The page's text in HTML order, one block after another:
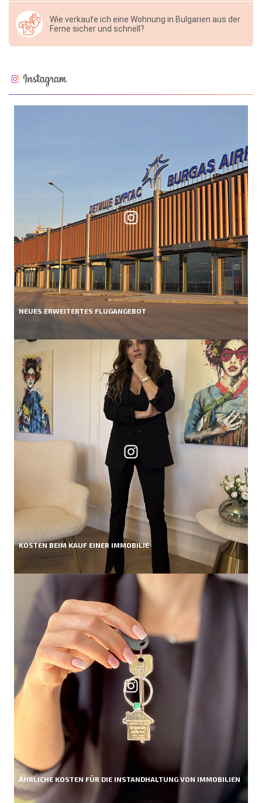
Wie verkaufe ich eine Wohnung in Bulgarien aus der
Ferne sicher und schnell?
NEUES ERWEITERTES FLUGANGEBOT
KOSTEN BEIM KAUF EINER IMMOBILIE
ÄHRLICHE KOSTEN FÜR DIE INSTANDHALTUNG VON IMMOBILIEN